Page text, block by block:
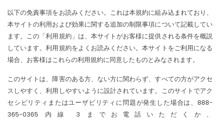
以下の免責事項をお読みください。これは本規約に組み込まれており、
本サイトの利用および効果に関する追加の制限事項について記載してい
ます。この「利用規約」は、本サイトがお客様に提供される条件を概説
しています。利用規約をよくお読みください。本サイトをご利用になる
場合、お客様はこれらの利用規約に同意したものとみなされます。
このサイトは、障害のある方、ない方に関わらず、すべての方がアクセ
スしやすく、利用しやすいように設計されています。このサイトでアク
セシビリティまたはユーザビリティに問題が発生した場合は、888-
365-0365 内線 3 までお電話いただくか、